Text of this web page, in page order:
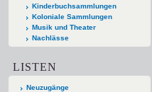
Kinderbuchsammlungen
Koloniale Sammlungen
Musik und Theater
Nachlässe
LISTEN
Neuzugänge